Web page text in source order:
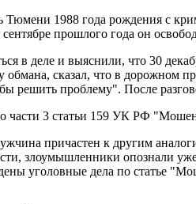
Тюмени 1988 года рождения с
прошлого года он
в деле и выяснили, что 30
обмана, сказал, что в
решить проблему". После
части 3 статьи 159 УК РФ
причастен к другим
злоумышленники опознали
уголовные дела по статье